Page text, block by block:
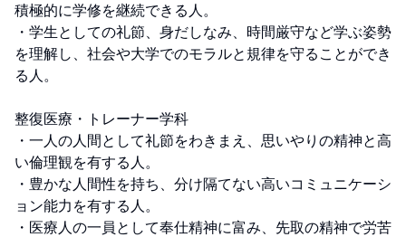
積極的に学修を継続できる人。
・学生としての礼節、身だしなみ、時間厳守など学ぶ姿勢
を理解し、社会や大学でのモラルと規律を守ることができ
る人。
整復医療・トレーナー学科
・一人の人間として礼節をわきまえ、思いやりの精神と高
い倫理観を有する人。
・豊かな人間性を持ち、分け隔てない高いコミュニケーシ
ョン能力を有する人。
・医療人の一員として奉仕精神に富み、先取の精神で労苦